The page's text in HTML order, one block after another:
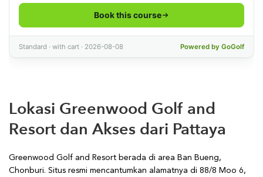
Lokasi Greenwood Golf and
Resort dan Akses dari Pattaya
Greenwood Golf and Resort berada di area Ban Bueng,
Chonburi. Situs resmi mencantumkan alamatnya di 88/8 Moo 6,